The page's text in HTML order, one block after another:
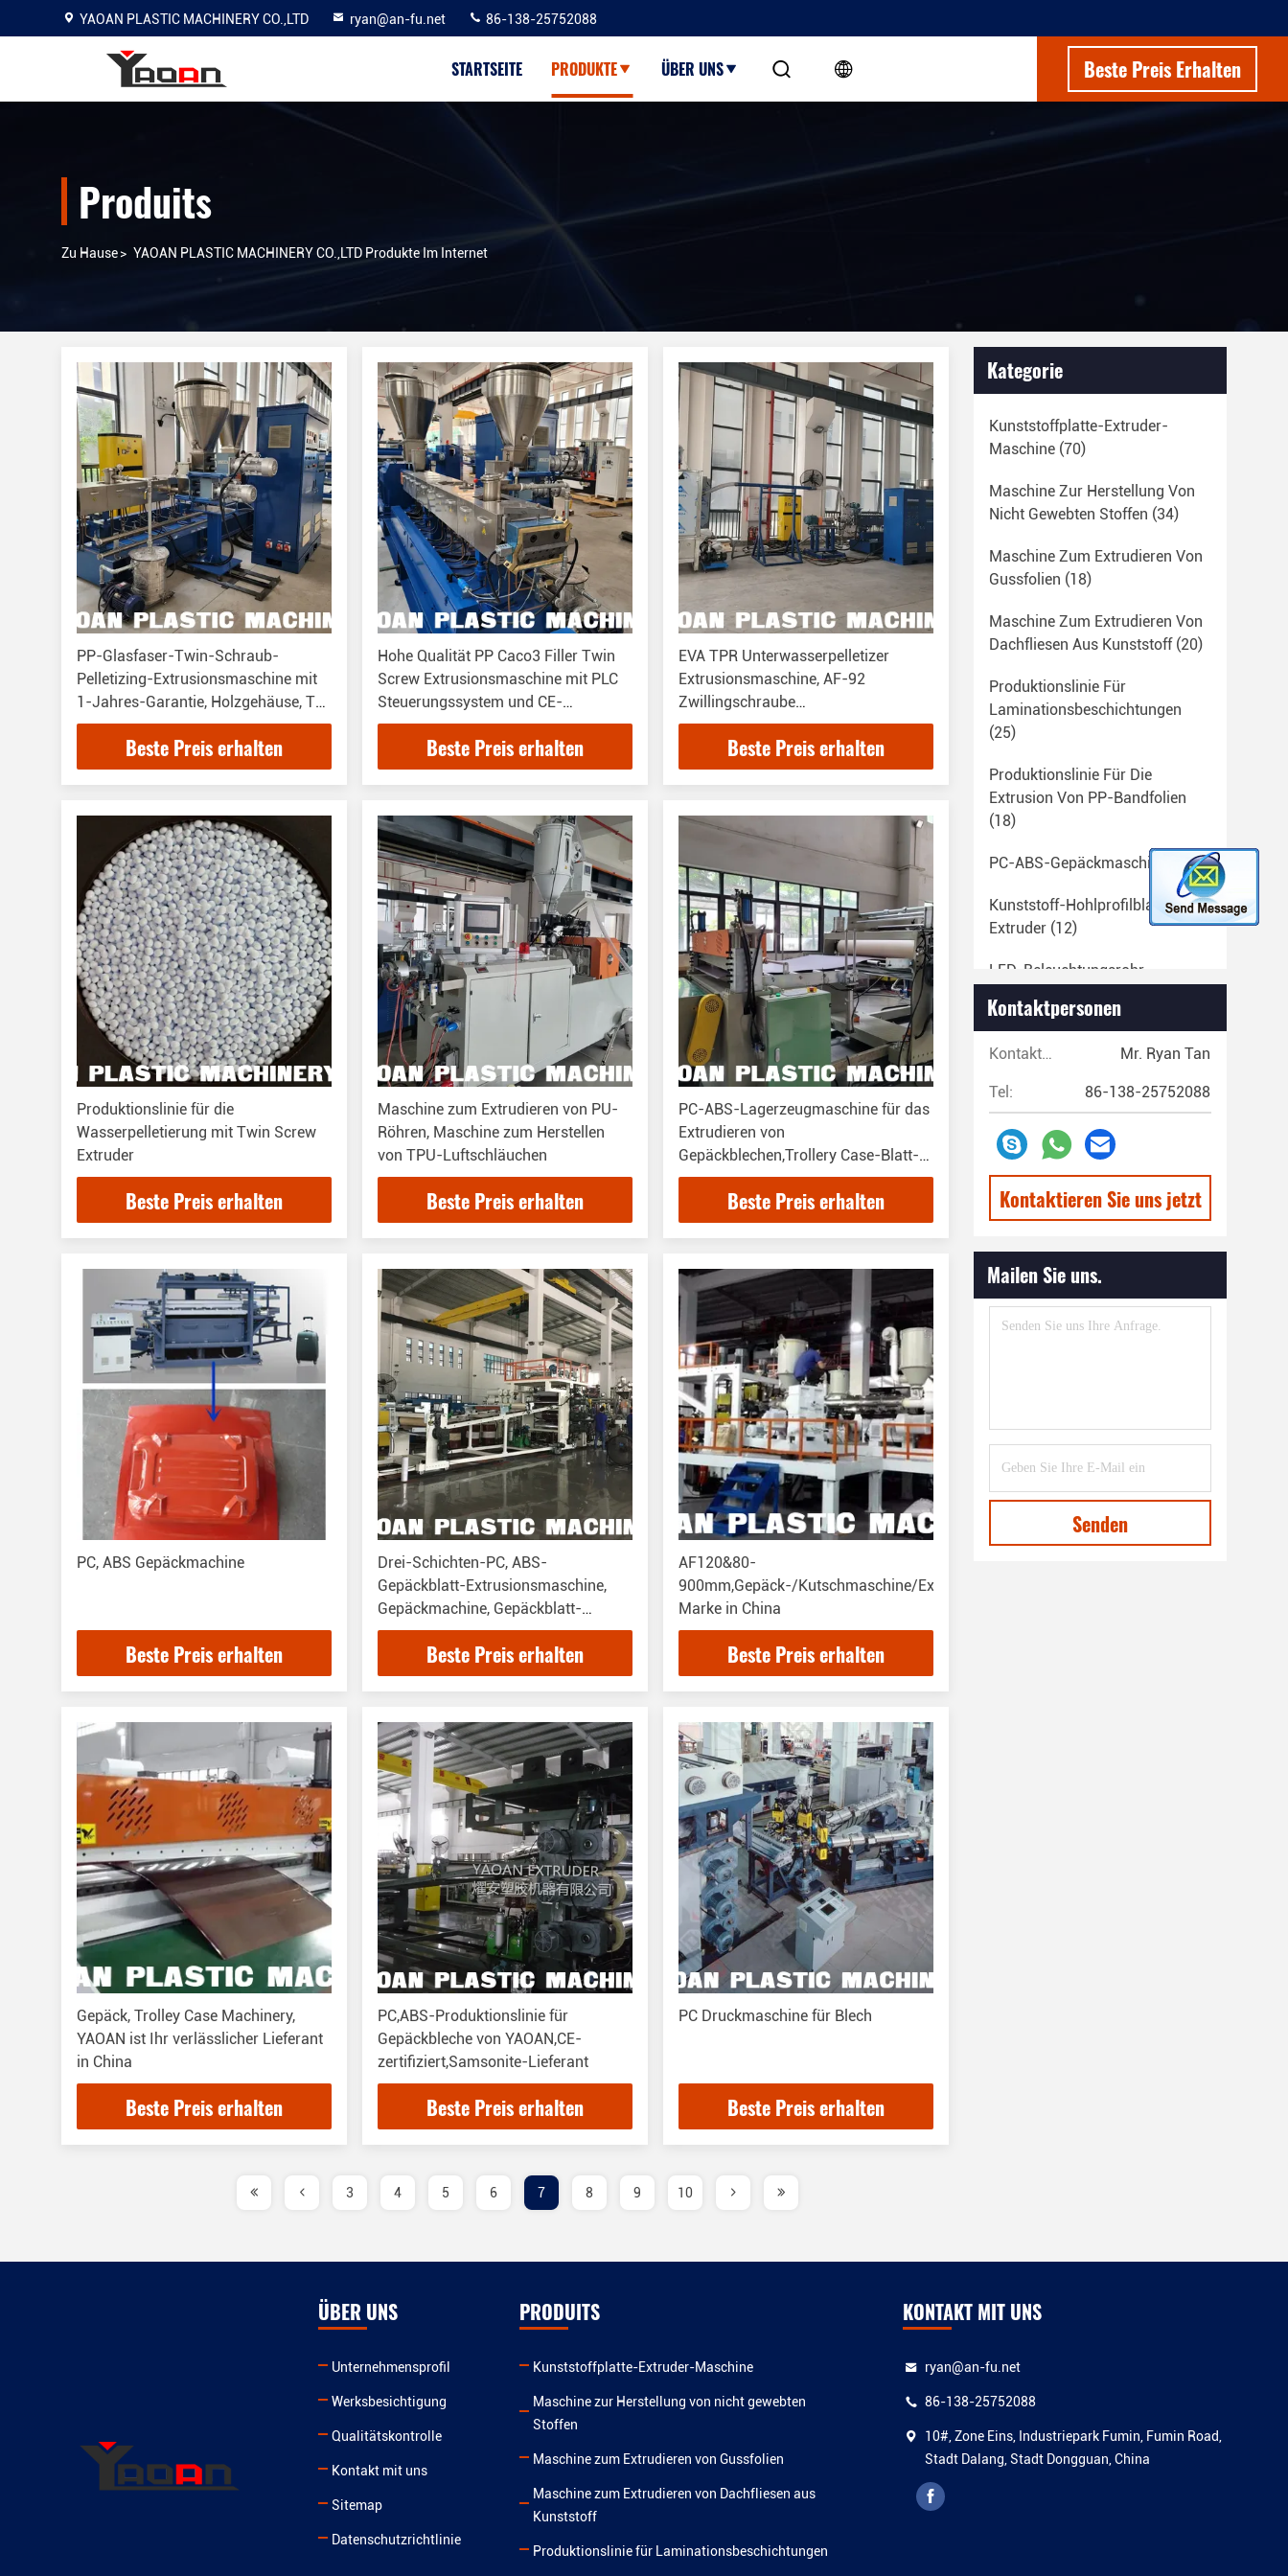
YAOAN PLASTIC MACHINERY CO.,LTD ryan@an-fu.net 86-138-25752088
STARTSEITE PRODUKTE ÜBER UNS Beste Preis Erhalten
Produits
Zu Hause> YAOAN PLASTIC MACHINERY CO.,LTD Produkte Im Internet
PP-Glasfaser-Twin-Schraub-
Pelletizing-Extrusionsmaschine mit
1-Jahres-Garantie, Holzgehäuse, T/T
Zahlungsfrist
Beste Preis erhalten
Hohe Qualität PP Caco3 Filler Twin
Screw Extrusionsmaschine mit PLC
Steuerungssystem und CE-
Zertifizierung
Beste Preis erhalten
EVA TPR Unterwasserpelletizer
Extrusionsmaschine, AF-92
Zwillingschraube
Unterwasserpelletizermaschine
Beste Preis erhalten
Produktionslinie für die
Wasserpelletierung mit Twin Screw
Extruder
Beste Preis erhalten
Maschine zum Extrudieren von PU-
Röhren, Maschine zum Herstellen
von TPU-Luftschläuchen
Beste Preis erhalten
PC-ABS-Lagerzeugmaschine für das
Extrudieren von
Gepäckblechen,Trollery Case-Blatt-
Extrudiermaschine
Beste Preis erhalten
PC, ABS Gepäckmachine
Beste Preis erhalten
Drei-Schichten-PC, ABS-
Gepäckblatt-Extrusionsmaschine,
Gepäckmachine, Gepäckblatt-
Produktionslinie
Beste Preis erhalten
AF120&80-
900mm,Gepäck-/Kutschmaschine/Extrusionsmaschine,Beste
Marke in China
Beste Preis erhalten
Gepäck, Trolley Case Machinery,
YAOAN ist Ihr verlässlicher Lieferant
in China
Beste Preis erhalten
PC,ABS-Produktionslinie für
Gepäckbleche von YAOAN,CE-
zertifiziert,Samsonite-Lieferant
Beste Preis erhalten
PC Druckmaschine für Blech
Beste Preis erhalten
Kategorie
Kunststoffplatte-Extruder-
Maschine (70)
Maschine Zur Herstellung Von
Nicht Gewebten Stoffen (34)
Maschine Zum Extrudieren Von
Gussfolien (18)
Maschine Zum Extrudieren Von
Dachfliesen Aus Kunststoff(20)
Produktionslinie Für
Laminationsbeschichtungen
(25)
Produktionslinie Für Die
Extrusion Von PP-Bandfolien
(18)
PC-ABS-Gepäckmaschine (23)
Kunststoff-Hohlprofilblatt-
Extruder (12)
LED-Beleuchtungsrohr-
EVA-Schmelzklebe-
Stickmaschine
Maschine Zum Extrudieren Von
Produktionslinie Für
Kunststoffband
(13)
Kunststofffasern(20)
Maschine Zum Extrudieren Von
Kunststoffprofilen (39)
(8)
Maschine Zur Herstellung Von
Trinkhalm Aus Kunststoff(27)
Maschine Zur Herstellung Von
Kontaktpersonen
Kontaktpersonen: Mr. Ryan Tan
Tel: 86-138-25752088
Kontaktieren Sie uns jetzt
Mailen Sie uns.
Senden
3 4 5 6 7 8 9 10
ÜBER UNS
Unternehmensprofil
Werksbesichtigung
Qualitätskontrolle
Kontakt mit uns
Sitemap
Datenschutzrichtlinie
PRODUITS
Kunststoffplatte-Extruder-Maschine
Maschine zur Herstellung von nicht gewebten
Stoffen
Maschine zum Extrudieren von Gussfolien
Maschine zum Extrudieren von Dachfliesen aus
Kunststoff
Produktionslinie für Laminationsbeschichtungen
KONTAKT MIT UNS
ryan@an-fu.net
86-138-25752088
10#, Zone Eins, Industriepark Fumin, Fumin Road,
Stadt Dalang, Stadt Dongguan, China